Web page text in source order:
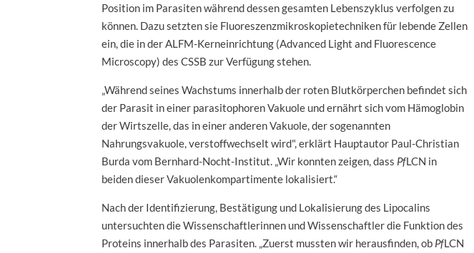
Position im Parasiten während dessen gesamten Lebenszyklus verfolgen zu
können. Dazu setzten sie Fluoreszenzmikroskopietechniken für lebende Zellen
ein, die in der ALFM-Kerneinrichtung (Advanced Light and Fluorescence
Microscopy) des CSSB zur Verfügung stehen.
„Während seines Wachstums innerhalb der roten Blutkörperchen befindet sich
der Parasit in einer parasitophoren Vakuole und ernährt sich vom Hämoglobin
der Wirtszelle, das in einer anderen Vakuole, der sogenannten
Nahrungsvakuole, verstoffwechselt wird", erklärt Hauptautor Paul-Christian
Burda vom Bernhard-Nocht-Institut. „Wir konnten zeigen, dass PfLCN in
beiden dieser Vakuolenkompartimente lokalisiert.“
Nach der Identifizierung, Bestätigung und Lokalisierung des Lipocalins
untersuchten die Wissenschaftlerinnen und Wissenschaftler die Funktion des
Proteins innerhalb des Parasiten. „Zuerst mussten wir herausfinden, ob PfLCN